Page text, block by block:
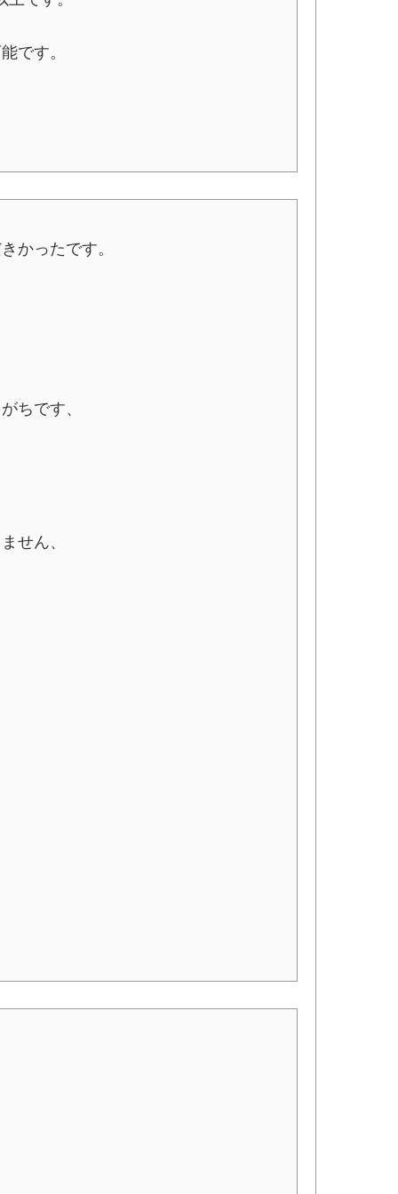
です。
かったです。
ちです、
せん、